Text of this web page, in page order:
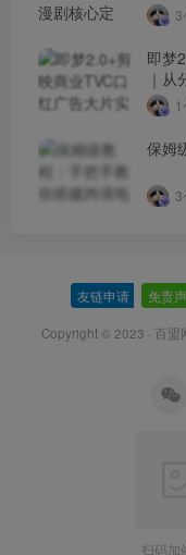
3
即梦
｜
程打
保姆
3
友链申请 免责
Copyright © 2023 · 百盟
扫码加